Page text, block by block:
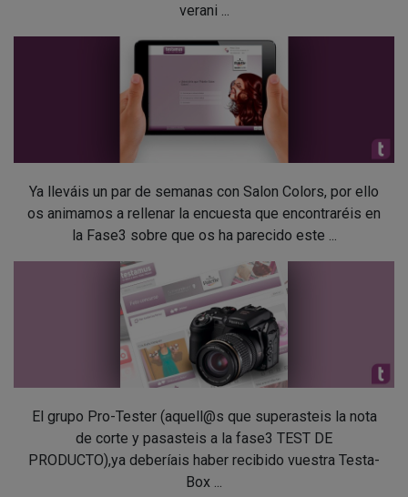
verani ...
Ya lleváis un par de semanas con Salon Colors, por ello
os animamos a rellenar la encuesta que encontraréis en
la Fase3 sobre que os ha parecido este ...
El grupo Pro-Tester (aquell@s que superasteis la nota
de corte y pasasteis a la fase3 TEST DE
PRODUCTO),ya deberíais haber recibido vuestra Testa-
Box ...